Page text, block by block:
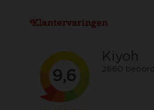
Klantervaringen